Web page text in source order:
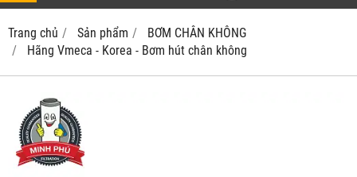
Trang chủ Sản phẩm
BƠM CHÂN KHÔNG
Hãng Vmeca - Korea - Bơm hút chân không